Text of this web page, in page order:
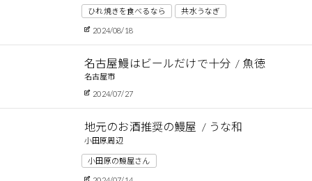
ひれ焼きを食べるなら 共水うなぎ
2024/08/18
名古屋鰻はビールだけで十分 魚徳
名古屋市
2024/07/27
地元のお酒推奨の鰻屋 うな和
小田原周辺
小田原の鰻屋さん